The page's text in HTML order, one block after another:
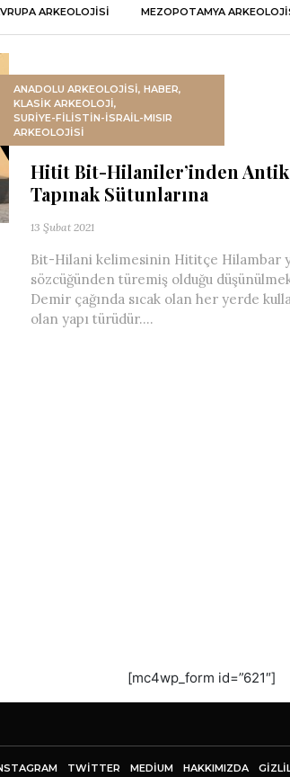
ARKEOLOJISI MEZOPOTAMYA
ANADOLU ARKEOLOJİSİ, HABER,
KLASİK ARKEOLOJİ,
SURIYE-FILISTIN-İSRAIL-MISIR
ARKEOLOJISI
Hitit Bit-Hilaniler’inden Antik
Tapınak Sütunlarına
13 Şubat 2021
Bit-Hilani kelimesinin Hititçe Hilambar
sözcüğünden türemiş olduğu
Demir çağında sıcak olan her yerde
olan yapı türüdür....
[mc4wp_form id=”621″]
TWITTER MEDIUM HAKKIMIZDA